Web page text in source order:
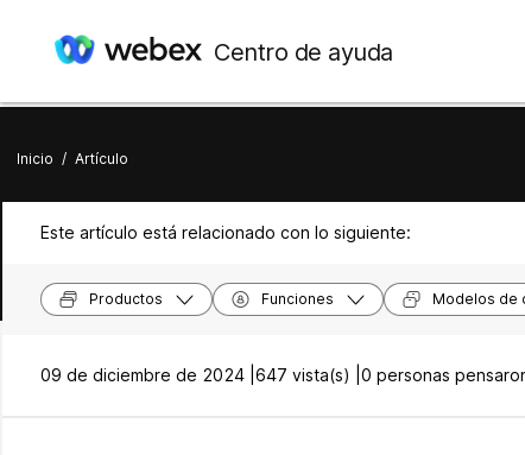
Centro de ayuda
Inicio / Artículo
Este artículo está relacionado con lo siguiente:
Productos Funciones Modelos de
09 de diciembre de 2024 | 647 vista(s) | 0 personas